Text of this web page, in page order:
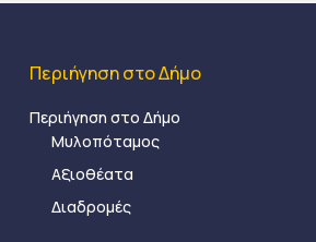
Περιήγηση στο Δήμο
Περιήγηση στο Δήμο
Μυλοπόταμος
Αξιοθέατα
Διαδρομές